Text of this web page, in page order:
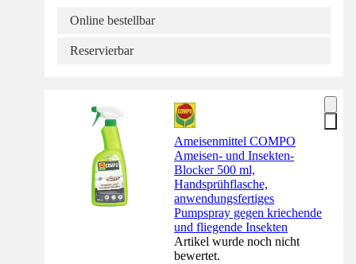
Online bestellbar
Reservierbar
Ameisenmittel COMPO
Ameisen- und Insekten-
Blocker 500 ml,
Handsprühflasche,
anwendungsfertiges
Pumpspray gegen kriechende
und fliegende Insekten
Artikel wurde noch nicht
bewertet.